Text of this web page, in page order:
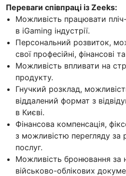
Переваги співпраці із Zeeks:
Можливість працювати
в iGaming індустрії.
Персональний розвиток,
свої професійні, фінансові
Можливість впливати на
продукту.
Гнучкий розклад,
віддалений формат з
в Києві.
Фінансова компенсація,
з можливістю перегляду за
послуг.
Можливість бронювання за
військово-облікових